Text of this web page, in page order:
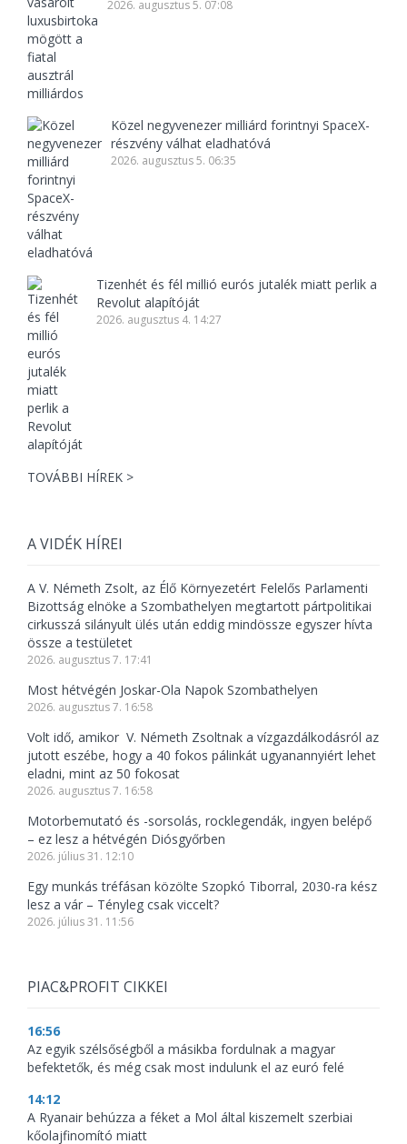
2026. augusztus 5. 07:08
Közel negyvenezer milliárd forintnyi SpaceX-
részvény válhat eladhatóvá
2026. augusztus 5. 06:35
Tizenhét és fél millió eurós jutalék miatt perlik a
Revolut alapítóját
2026. augusztus 4. 14:27
TOVÁBBI HÍREK >
A VIDÉK HÍREI
A V. Németh Zsolt, az Élő Környezetért Felelős Parlamenti
Bizottság elnöke a Szombathelyen megtartott pártpolitikai
cirkusszá silányult ülés után eddig mindössze egyszer hívta
össze a testületet
2026. augusztus 7. 17:41
Most hétvégén Joskar-Ola Napok Szombathelyen
2026. augusztus 7. 16:58
Volt idő, amikor V. Németh Zsoltnak a vízgazdálkodásról az
jutott eszébe, hogy a 40 fokos pálinkát ugyanannyiért lehet
eladni, mint az 50 fokosat
2026. augusztus 7. 16:58
Motorbemutató és -sorsolás, rocklegendák, ingyen belépő
– ez lesz a hétvégén Diósgyőrben
2026. július 31. 12:10
Egy munkás tréfásan közölte Szopkó Tiborral, 2030-ra kész
lesz a vár – Tényleg csak viccelt?
2026. július 31. 11:56
PIAC&PROFIT CIKKEI
16:56
Az egyik szélsőségből a másikba fordulnak a magyar
befektetők, és még csak most indulunk el az euró felé
14:12
A Ryanair behúzza a féket a Mol által kiszemelt szerbiai
kőolajfinomító miatt